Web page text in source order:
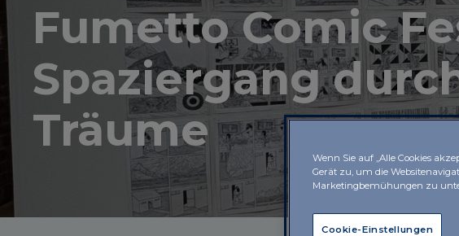
Fumetto Comic
Spaziergang
Träume
Wenn Sie auf „Alle Cookies
Gerät zu, um die
Marketingbemühungen zu
Cookie-Einstellungen